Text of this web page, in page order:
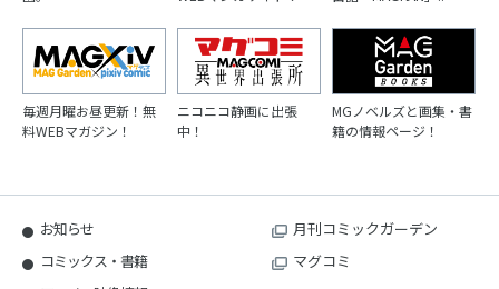
毎週月曜お昼更新！無
料WEBマガジン！
ニコニコ静画に出張
中！
MGノベルズと画集・書
籍の情報ページ！
お知らせ
コミックス・書籍
月刊コミックガーデン
マグコミ